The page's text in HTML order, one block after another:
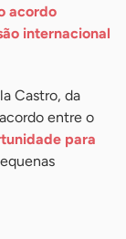
acordo
internacional
Castro, da
entre o
para